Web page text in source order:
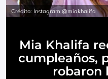
Crédito: Instagram @miakhalifa
Mia Khalifa
cumpleaños,
robaron